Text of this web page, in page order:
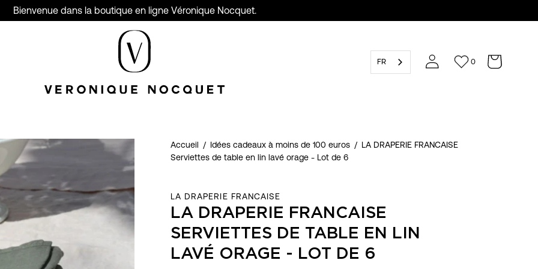
Bienvenue dans la boutique en ligne Véronique Nocquet.
FR 0
Accueil / Idées cadeaux à moins de 100 euros / LA DRAPERIE FRANCAISE
Serviettes de table en lin lavé orage - Lot de 6
LA DRAPERIE FRANCAISE
LA DRAPERIE FRANCAISE
SERVIETTES DE TABLE EN LIN
LAVÉ ORAGE - LOT DE 6